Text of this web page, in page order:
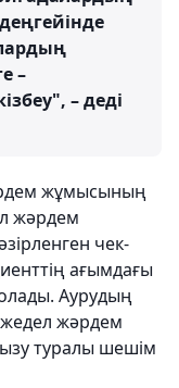
–
– деді
жұмысының
жәрдем
чек-
ағымдағы
Аурудың
жәрдем
туралы шешім